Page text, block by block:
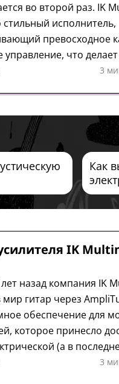
во второй раз. IK
стильный исполнитель,
превосходное
управление, что делает
для самых разных 3
IK
назад компания IK
гитар через
обеспечение для
которое принесло
(а в
гитары в руки
3
Как